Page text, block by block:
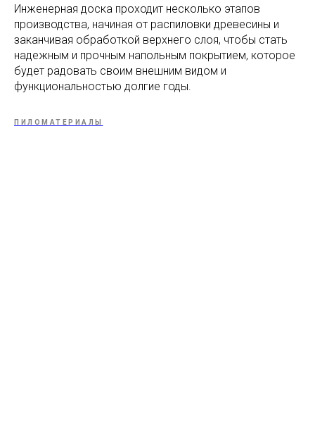
Инженерная доска проходит несколько этапов
производства, начиная от распиловки древесины и
заканчивая обработкой верхнего слоя, чтобы стать
надежным и прочным напольным покрытием, которое
будет радовать своим внешним видом и
функциональностью долгие годы.
ПИЛОМАТЕРИАЛЫ